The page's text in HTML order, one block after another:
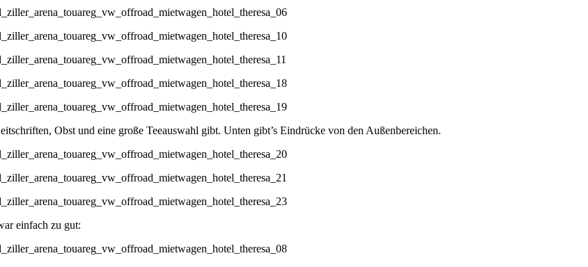
Obst und eine große Teeauswahl gibt. Unten gibt’s Eindrücke von den Außenbereichen.
einfach zu gut: